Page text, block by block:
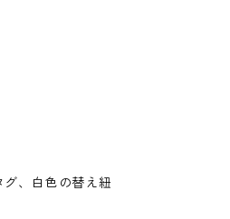
、白色の替え紐